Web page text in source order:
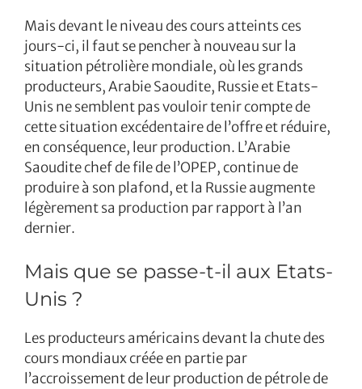
Mais devant le niveau des cours atteints ces
jours-ci, il faut se pencher à nouveau sur la
situation pétrolière mondiale, où les grands
producteurs, Arabie Saoudite, Russie et Etats-
Unis ne semblent pas vouloir tenir compte de
cette situation excédentaire de l’offre et réduire,
en conséquence, leur production. L’Arabie
Saoudite chef de file de l’OPEP, continue de
produire à son plafond, et la Russie augmente
légèrement sa production par rapport à l’an
dernier.
Mais que se passe-t-il aux Etats-
Unis ?
Les producteurs américains devant la chute des
cours mondiaux créée en partie par
l’accroissement de leur production de pétrole de